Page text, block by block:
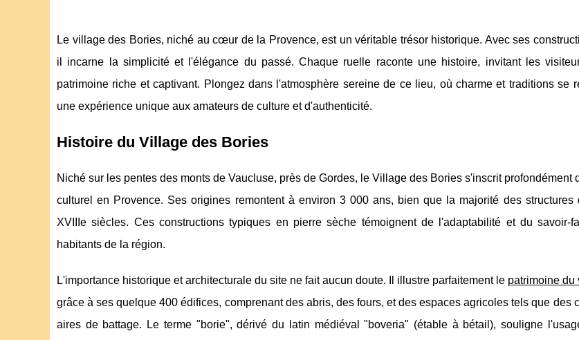
Le village des Bories, niché au cœur de la Provence, est un véritable trésor historique. Avec ses
il incarne la simplicité et l'élégance du passé. Chaque ruelle raconte une histoire, invitant les
patrimoine riche et captivant. Plongez dans l'atmosphère sereine de ce lieu, où charme et traditions se
une expérience unique aux amateurs de culture et d'authenticité.
Histoire du Village des Bories
Niché sur les pentes des monts de Vaucluse, près de Gordes, le Village des Bories s'inscrit profondément
culturel en Provence. Ses origines remontent à environ 3 000 ans, bien que la majorité des structures
XVIIIe siècles. Ces constructions typiques en pierre sèche témoignent de l'adaptabilité et du savoir-
habitants de la région.
L'importance historique et architecturale du site ne fait aucun doute. Il illustre parfaitement le patrimoine du
grâce à ses quelque 400 édifices, comprenant des abris, des fours, et des espaces agricoles tels que des
aires de battage. Le terme "borie", dérivé du latin médiéval "boveria" (étable à bétail), souligne